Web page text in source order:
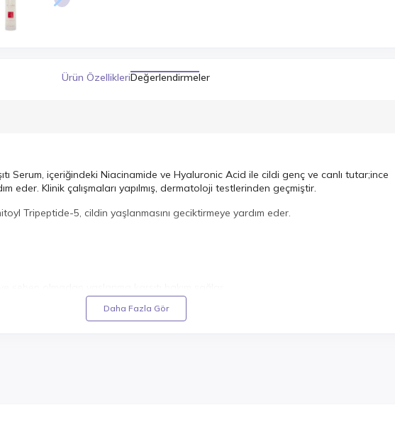
Ürün ÖzellikleriDeğerlendirmeler
Serum, içeriğindeki Niacinamide ve Hyaluronic Acid ile cildi genç ve canlı tutar;ince
eder. Klinik çalışmaları yapılmış, dermatoloji testlerinden geçmiştir.
Tripeptide-5, cildin yaşlanmasını geciktirmeye yardım eder.
uygulayın.
Daha Fazla Gör